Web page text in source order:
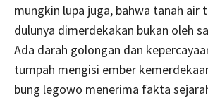
mungkin lupa juga, bahwa tanah air
dulunya dimerdekakan bukan oleh
Ada darah golongan dan
tumpah mengisi ember
bung legowo menerima fakta